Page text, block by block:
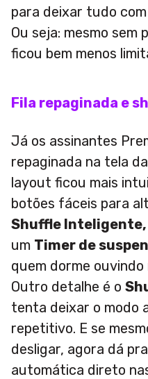
para deixar tudo
Ou seja: mesmo sem
ficou bem menos
Fila repaginada e
Já os assinantes
repaginada na tela da
layout ficou mais
botões fáceis para
Shuffle
um Timer de
quem dorme ouvindo
Outro detalhe é o
tenta deixar o modo
repetitivo. E se
desligar, agora dá
automática direto